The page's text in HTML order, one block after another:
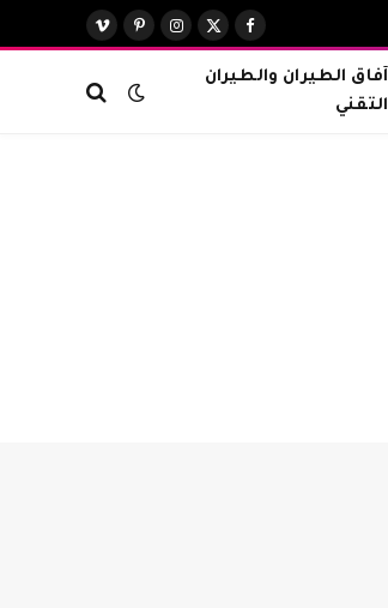
فيسبوك
X
الانستغرامبينتيريست
فيميو
آفاق الطيران والطيران
التقني